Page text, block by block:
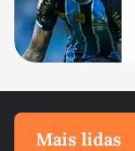
Mais lidas